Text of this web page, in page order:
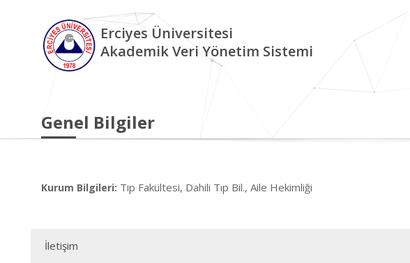
Erciyes Üniversitesi
Akademik Veri Yönetim Sistemi
Genel Bilgiler
Kurum Bilgileri: Tıp Fakültesi, Dahili Tıp Bil., Aile Hekimliği
İletişim